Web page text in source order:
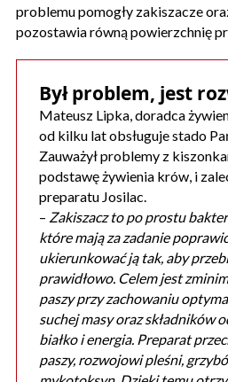
problemu pomogły zakiszacze
pozostawia równą powierzchnię
Był problem, jest
Mateusz Lipka, doradca
od kilku lat obsługuje stado
Zauważył problemy z
podstawę żywienia krów, i
preparatu Josilac.
– Zakiszacz to po prostu
które mają za zadanie
ukierunkować ją tak, aby
prawidłowo. Celem jest
paszy przy zachowaniu
suchej masy oraz składników
białko i energia. Preparat
paszy, rozwojowi pleśni,